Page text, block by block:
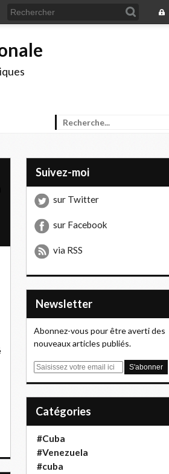
Suivez-moi
sur Twitter
sur Facebook
via RSS
Newsletter
Abonnez-vous pour être averti des
nouveaux articles publiés.
E
Catégories
#Cuba
#Venezuela
#cuba